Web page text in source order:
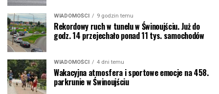
WIADOMOŚCI 9 godzin temu
Rekordowy ruch w tunelu w Świnoujściu. Już do
godz. 14 przejechało ponad 11 tys. samochodów
WIADOMOŚCI 4 dni temu
Wakacyjna atmosfera i sportowe emocje na 458.
parkrunie w Świnoujściu